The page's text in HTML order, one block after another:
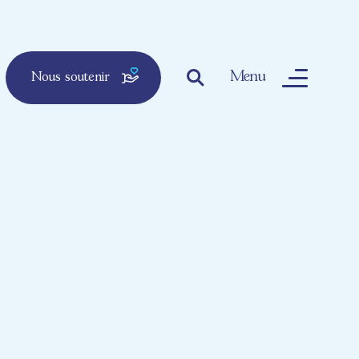
Nous soutenir Menu